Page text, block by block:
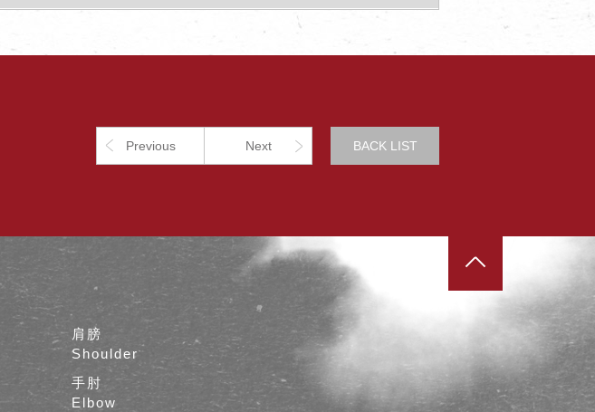
Previous Next BACK LIST
肩膀
Shoulder
手肘
Elbow